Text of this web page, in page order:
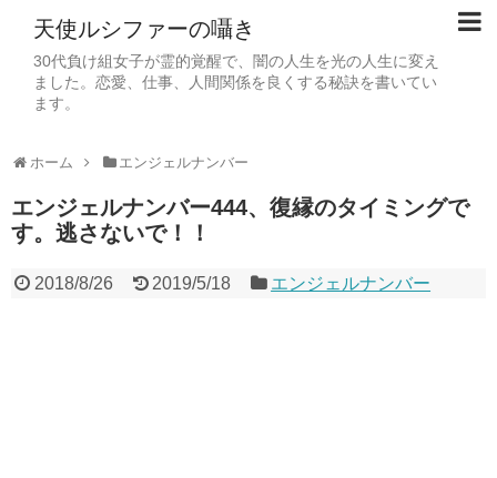
天使ルシファーの囁き
30代負け組女子が霊的覚醒で、闇の人生を光の人生に変え
ました。恋愛、仕事、人間関係を良くする秘訣を書いてい
ます。
ホーム エンジェルナンバー
エンジェルナンバー444、復縁のタイミングで
す。逃さないで！！
2018/8/26 2019/5/18 エンジェルナンバー